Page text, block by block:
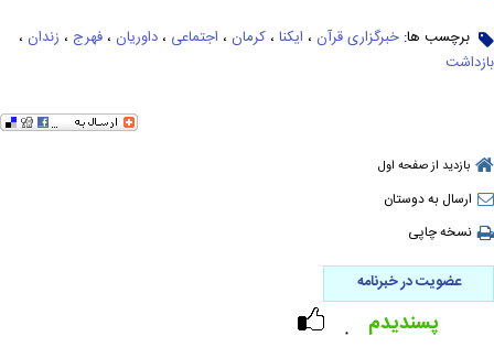
برچسب ها: خبرگزاری قرآن ، ایکنا ، کرمان ، اجتماعی ، داوریان ، فهرج ، زندان ،
بازداشت
بازدید از صفحه اول
ارسال به دوستان
نسخه چاپی
عضویت در خبرنامه
۰ پسندیدم